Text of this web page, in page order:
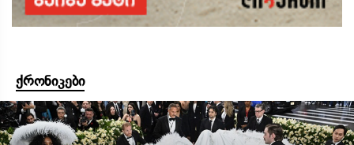
ქრონიკები